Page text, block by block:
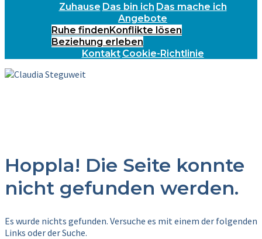
Zuhause Das bin ich Das mache ich
Angebote
Ruhe findenKonflikte lösen
Beziehung erleben
Kontakt Cookie-Richtlinie
Hoppla! Die Seite konnte
nicht gefunden werden.
Es wurde nichts gefunden. Versuche es mit einem der folgenden
Links oder der Suche.